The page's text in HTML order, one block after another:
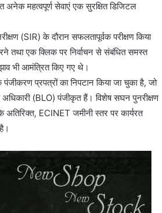
अनेक महत्वपूर्ण सेवाएं एक सुरक्षित डिजिटल
(SIR) के दौरान सफलतापूर्वक परीक्षण किया
तथा एक क्लिक पर निर्वाचन से संबंधित समस्त
भी आमंत्रित किए गए थे।
प्रपत्रों का निपटान किया जा चुका है, जो
(BLO) पंजीकृत हैं। विशेष सघन पुनरीक्षण
ECINET जमीनी स्तर पर कार्यरत